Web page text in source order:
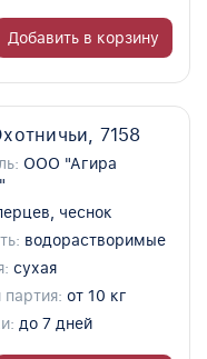
Добавить в корзину
7158
ООО "Агира
чеснок
водорастворимые
сухая
от 10 кг
до 7 дней